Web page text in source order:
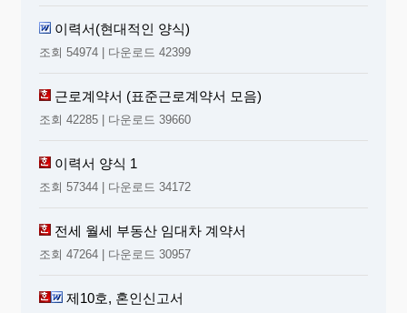
이력서(현대적인 양식)
조회 54974 | 다운로드 42399
근로계약서 (표준근로계약서 모음)
조회 42285 | 다운로드 39660
이력서 양식 1
조회 57344 | 다운로드 34172
전세 월세 부동산 임대차 계약서
조회 47264 | 다운로드 30957
제10호, 혼인신고서